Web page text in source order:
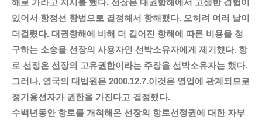
해로 가라고 지시를 했다. 선장은 대권항해에서 고생한 경험이
있어서 항정선 항법으로 결정해서 항해했다. 오히려 여러 날이
더걸렸다. 대권항해에 비해 더 길어진 항해에 따른 비용을 청
구하는 소송을 선장의 사용자인 선박소유자에게 제기했다. 항
로 선정은 선장의 고유권한이라는 주장을 선박소유자는 했다.
그러나, 영국의 대법원은 2000.12.7.이것은 영업에 관계되므로
정기용선자가 권한을 가진다고 결정했다.
수백년동안 항로를 개척해온 선장의 항로선정권에 대한 자부